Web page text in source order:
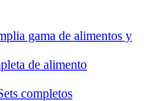
gama de alimentos y
de alimento
completos